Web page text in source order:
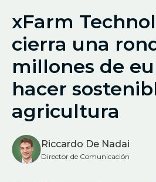
xFarm
cierra una
millones de
hacer
agricultura
Riccardo De Nadai
Director de Comunicación